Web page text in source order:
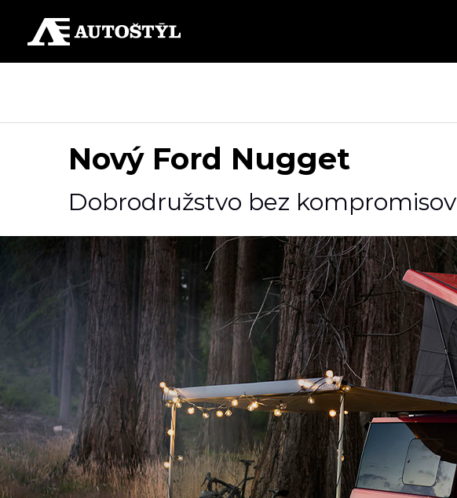
Nový Ford Nugget
Dobrodružstvo bez kompromisov